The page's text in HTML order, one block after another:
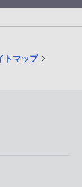
トマップ